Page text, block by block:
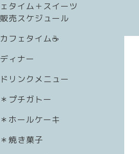
ェタイム＋スイーツ
販売スケジュール
カフェタイム☕️
ディナー
ドリンクメニュー
＊プチガトー
＊ホールケーキ
＊焼き菓子